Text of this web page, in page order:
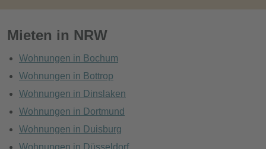
Mieten in NRW
Wohnungen in Bochum
Wohnungen in Bottrop
Wohnungen in Dinslaken
Wohnungen in Dortmund
Wohnungen in Duisburg
Wohnungen in Düsseldorf